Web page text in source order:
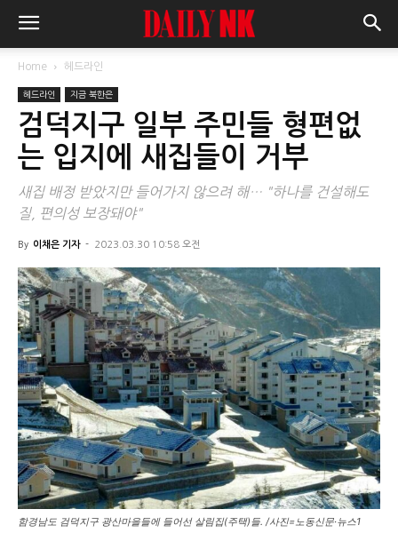
Home 헤드라인
헤드라인 지금 북한은
검덕지구 일부 주민들 형편없
는 입지에 새집들이 거부
새집 배정 받았지만 들어가지 않으려 해… "하나를 건설해도
질, 편의성 보장돼야"
By 이채은 기자 - 2023.03.30 10:58 오전
함경남도 검덕지구 광산마을들에 들어선 살림집(주택)들. /사진=노동신문·뉴스1